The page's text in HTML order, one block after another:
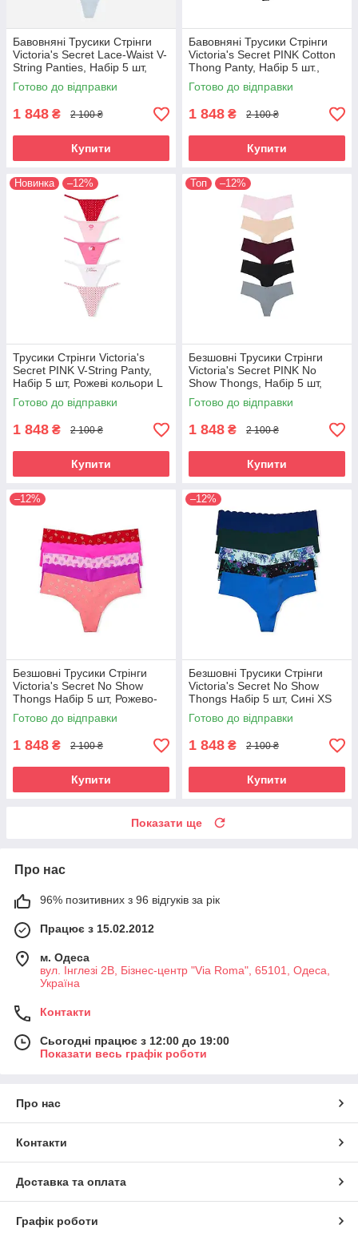
Бавовняні Трусики Стрінги
Victoria's Secret Lace-Waist V-
String Panties, Набір 5 шт,
Різні кольори M
Готово до відправки
1 848 ₴ 2 100 ₴
Купити
Бавовняні Трусики Стрінги
Victoria's Secret PINK Cotton
Thong Pantу, Набір 5 шт.,
Різні кольори
Готово до відправки
1 848 ₴ 2 100 ₴
Купити
Новинка –12%
Трусики Стрінги Victoria's
Secret PINK V-String Panty,
Набір 5 шт, Рожеві кольори L
Готово до відправки
1 848 ₴ 2 100 ₴
Купити
Топ –12%
Безшовні Трусики Стрінги
Victoria's Secret PINK No
Show Thongs, Набір 5 шт,
Базові
Готово до відправки
1 848 ₴ 2 100 ₴
Купити
–12%
Безшовні Трусики Стрінги
Victoria's Secret No Show
Thongs Набір 5 шт, Рожево-
червоний L
Готово до відправки
1 848 ₴ 2 100 ₴
Купити
–12%
Безшовні Трусики Стрінги
Victoria's Secret No Show
Thongs Набір 5 шт, Сині XS
Готово до відправки
1 848 ₴ 2 100 ₴
Купити
Показати ще
Про нас
96% позитивних з 96 відгуків за рік
Працює з 15.02.2012
м. Одеса
вул. Інглезі 2В, Бізнес-центр "Via Roma", 65101, Одеса,
Україна
Контакти
Сьогодні працює з 12:00 до 19:00
Показати весь графік роботи
Про нас
Контакти
Доставка та оплата
Графік роботи